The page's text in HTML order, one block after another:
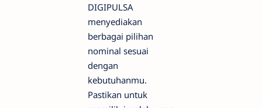
DIGIPULSA
menyediakan
berbagai pilihan
nominal sesuai
dengan
kebutuhanmu.
Pastikan untuk